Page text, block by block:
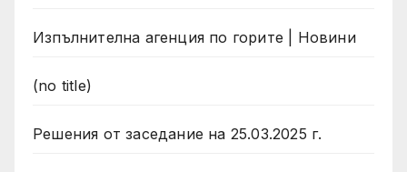
Изпълнителна агенция по горите | Новини
(no title)
Решения от заседание на 25.03.2025 г.